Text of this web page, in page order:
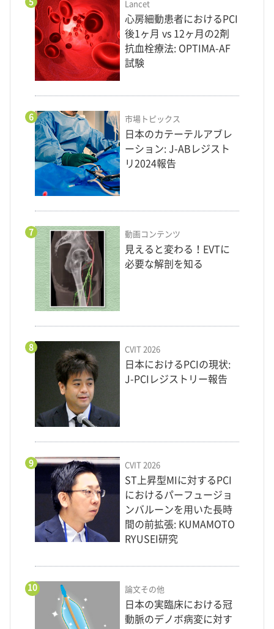
5 Lancet
心房細動患者におけるPCI
後1ヶ月 vs 12ヶ月の2剤
抗血栓療法: OPTIMA-AF
試験
6 市場トピックス
日本のカテーテルアブレ
ーション: J-ABレジスト
リ2024報告
7 動画コンテンツ
見えると変わる！EVTに
必要な解剖を知る
8 CVIT 2026
日本におけるPCIの現状:
J-PCIレジストリー報告
9 CVIT 2026
ST上昇型MIに対するPCI
におけるパーフュージョ
ンバルーンを用いた長時
間の前拡張: KUMAMOTO
RYUSEI研究
10 論文その他
日本の実臨床における冠
動脈のデノボ病変に対す